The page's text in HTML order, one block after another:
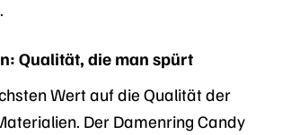
Qualität, die man spürt
Wert auf die Qualität der
Der Damenring Candy